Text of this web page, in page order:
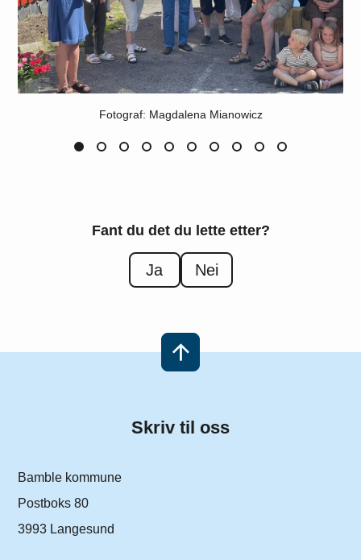
Fotograf: Magdalena Mianowicz
Fant du det du lette etter?
Ja Nei
Skriv til oss
Bamble kommune
Postboks 80
3993 Langesund